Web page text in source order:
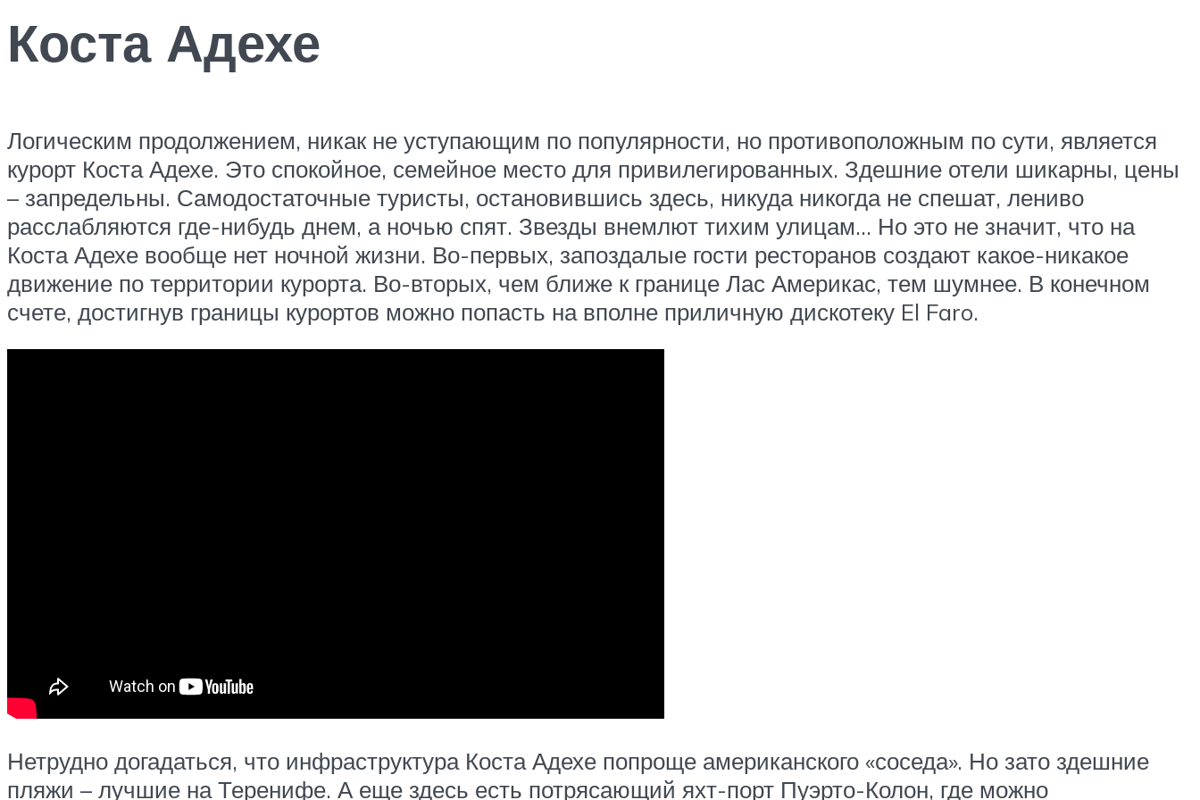
Коста Адехе
Логическим продолжением, никак не уступающим по популярности, но противоположным по сути, является
курорт Коста Адехе. Это спокойное, семейное место для привилегированных. Здешние отели шикарны, цены
– запредельны. Самодостаточные туристы, остановившись здесь, никуда никогда не спешат, лениво
расслабляются где-нибудь днем, а ночью спят. Звезды внемлют тихим улицам… Но это не значит, что на
Коста Адехе вообще нет ночной жизни. Во-первых, запоздалые гости ресторанов создают какое-никакое
движение по территории курорта. Во-вторых, чем ближе к границе Лас Америкас, тем шумнее. В конечном
счете, достигнув границы курортов можно попасть на вполне приличную дискотеку El Faro.
Нетрудно догадаться, что инфраструктура Коста Адехе попроще американского «соседа». Но зато здешние
пляжи – лучшие на Теренифе. А еще здесь есть потрясающий яхт-порт Пуэрто-Колон, где можно